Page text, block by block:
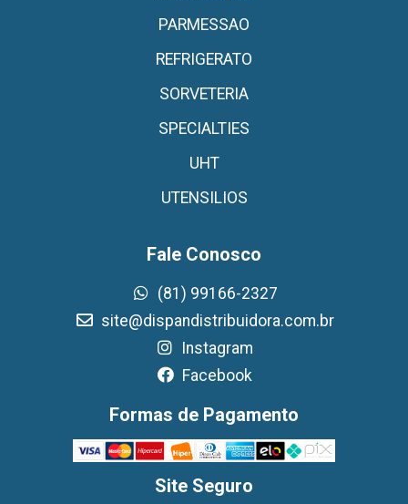
PARMESSAO
REFRIGERATO
SORVETERIA
SPECIALTIES
UHT
UTENSILIOS
Fale Conosco
(81) 99166-2327
site@dispandistribuidora.com.br
Instagram
Facebook
Formas de Pagamento
Site Seguro